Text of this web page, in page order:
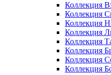
Коллекция
Коллекция
Коллекция
Коллекция
Коллекция
Коллекция
Коллекция
Коллекция